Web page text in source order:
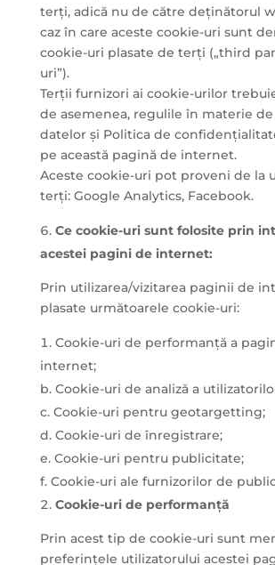
terți, adică nu de către deținătorul
caz în care aceste cookie-uri sunt
cookie-uri plasate de terți („third
uri”).
Terții furnizori ai cookie-urilor
de asemenea, regulile în materie
datelor și Politica de
pe această pagină de internet.
Aceste cookie-uri pot proveni de la
terți: Google Analytics, Facebook.
Ce cookie-uri sunt folosite prin
acestei pagini de internet:
Prin utilizarea/vizitarea paginii de
plasate următoarele cookie-uri:
Cookie-uri de performanță a
internet;
b. Cookie-uri de analiză a
c. Cookie-uri pentru geotargetting;
d. Cookie-uri de înregistrare;
e. Cookie-uri pentru publicitate;
f. Cookie-uri ale furnizorilor de
Cookie-uri de performanță
Prin acest tip de cookie-uri sunt
preferințele utilizatorului acestei